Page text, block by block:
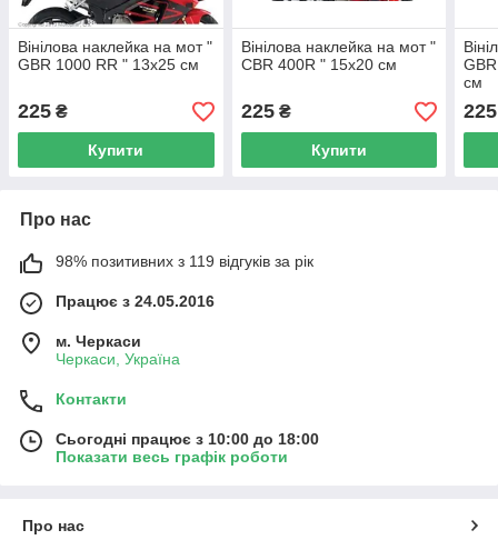
Вінілова наклейка на мот "
GBR 1000 RR " 13х25 см
225 ₴
Купити
Вінілова наклейка на мот "
CBR 400R " 15х20 см
225₴
Купити
см
225
Про нас
98% позитивних з 119 відгуків за рік
Працює з 24.05.2016
м. Черкаси
Черкаси, Україна
Контакти
Сьогодні працює з 10:00 до 18:00
Показати весь графік роботи
Про нас